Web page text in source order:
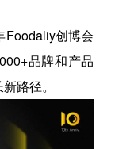
Foodaliy创博会
品牌和产品
路径。